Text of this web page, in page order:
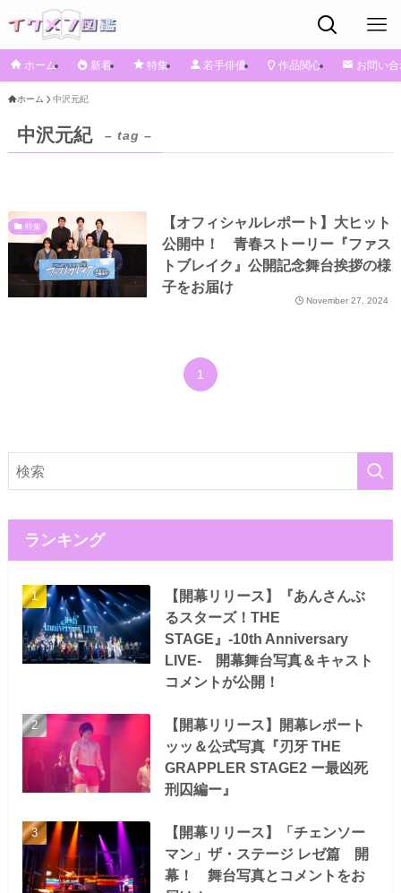
ホーム 新着 特集 若手俳優 作品関心 お問い
ホーム 中沢元紀
中沢元紀 – tag –
特集
【オフィシャルレポート】大ヒット
公開中！ 青春ストーリー『ファス
トブレイク』公開記念舞台挨拶の様
子をお届け
November 27, 2024
1
ランキング
【開幕リリース】『あんさんぶ
るスターズ！THE
STAGE』-10th Anniversary
LIVE- 開幕舞台写真＆キャスト
コメントが公開！
【開幕リリース】開幕レポート
ッッ＆公式写真『刃牙 THE
GRAPPLER STAGE2 ー最凶死
刑囚編ー』
【開幕リリース】「チェンソー
マン」ザ・ステージ レゼ篇 開
幕！ 舞台写真とコメントをお